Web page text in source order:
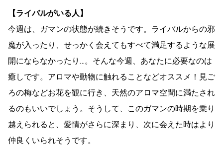
【ライバルがいる人】
今週は、ガマンの状態が続きそうです。ライバルからの邪
魔が入ったり、せっかく会えてもすべて満足するような展
開にならなかったり…。そんな今週、あなたに必要なのは
癒しです。アロマや動物に触れることなどオススメ！見ご
ろの梅などお花を観に行き、天然のアロマ空間に満たされ
るのもいいでしょう。そうして、このガマンの時期を乗り
越えられると、愛情がさらに深まり、次に会えた時はより
仲良くいられそうです。